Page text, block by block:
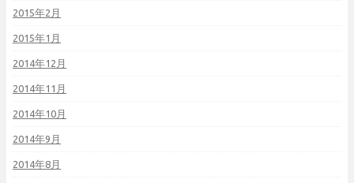
2015年2月
2015年1月
2014年12月
2014年11月
2014年10月
2014年9月
2014年8月